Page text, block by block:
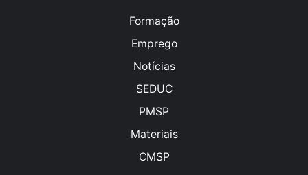
Formação
Emprego
Notícias
SEDUC
PMSP
Materiais
CMSP